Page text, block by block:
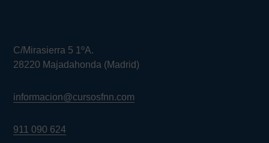
C/Mirasierra 5 1ºA.
28220 Majadahonda (Madrid)
informacion@cursosfnn.com
911 090 624